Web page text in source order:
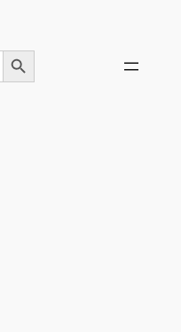
Search Button